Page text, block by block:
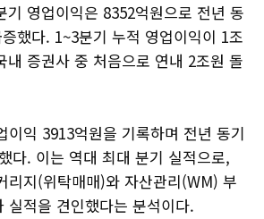
기 영업이익은 8352억원으로 전년 동
했다. 1~3분기 누적 영업이익이 1조
내 증권사 중 처음으로 연내 2조원 돌
이익 3913억원을 기록하며 전년 동기
다. 이는 역대 최대 분기 실적으로,
리지(위탁매매)와 자산관리(WM) 부
실적을 견인했다는 분석이다.